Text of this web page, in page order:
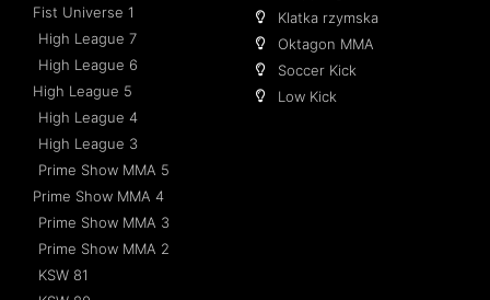
Fist Universe 1
High League 7
High League 6
High League 5
High League 4
High League 3
Prime Show MMA 5
Prime Show MMA 4
Prime Show MMA 3
Prime Show MMA 2
KSW 81
Klatka rzymska
Oktagon MMA
Soccer Kick
Low Kick